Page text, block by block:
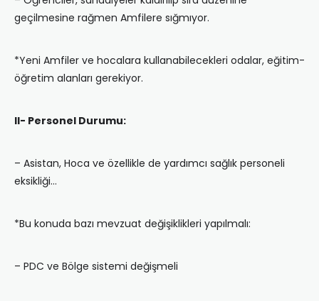
geçilmesine rağmen Amfilere sığmıyor.
*Yeni Amfiler ve hocalara kullanabilecekleri odalar, eğitim-
öğretim alanları gerekiyor.
II- Personel Durumu:
– Asistan, Hoca ve özellikle de yardımcı sağlık personeli
eksikliği…
*Bu konuda bazı mevzuat değişiklikleri yapılmalı:
– PDC ve Bölge sistemi değişmeli